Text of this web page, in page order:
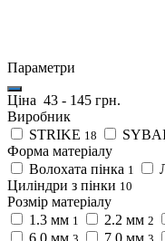
Параметри
Ціна 43 - 145 грн.
Виробник
STRIKE 18
Форма матеріалу
Волохата пінка 1
Циліндри з пінки 10
Розмір матеріалу
1.3 мм 1 2.2 мм 2
6.0 мм 7.0 мм